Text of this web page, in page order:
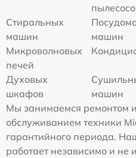
Стиральных
машин
машин
Микроволновых
печей
Духовых
шкафов
машин
Мы занимаемся ремонтом
обслуживанием техники
гарантийного периода.
работает независимо и не